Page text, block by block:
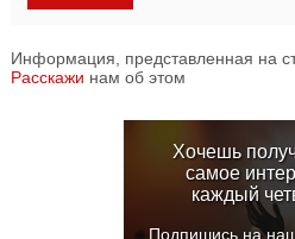
Информация, представленная на
Расскажи нам об этом
Хочешь
самое
каждый
Подпишись на